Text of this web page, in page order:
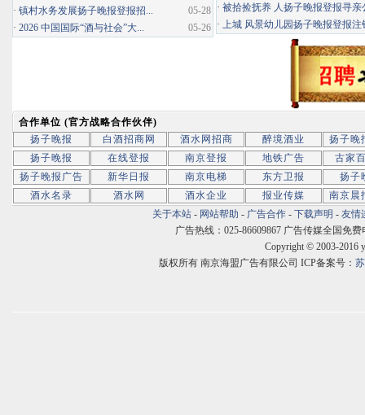
· 被拾捡抚养 人扬子晚报登报寻亲
· 上城 风景幼儿园扬子晚报登报注
05-28
· 镇村水务发展扬子晚报登报招...
05-26
· 2026 中国国际“酒与社会”大...
合作单位 (官方战略合作伙伴)
扬子晚报
白酒招商网 酒水网招商 醉境酒业
扬子晚
扬子晚报
在线登报 南京登报 地铁广告
古家
扬子晚报广告
新华日报 南京电梯 东方卫报
扬子
酒水名录
酒水网 酒水企业 报业传媒
南京晨
关于本站 - 网站帮助 - 广告合作 - 下载声明 - 友情
广告热线：025-86609867 广告传媒全国免费
Copyright © 2003-2016
版权所有 南京海盟广告有限公司 ICP备案号：